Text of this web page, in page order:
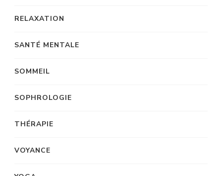
RELAXATION
SANTÉ MENTALE
SOMMEIL
SOPHROLOGIE
THÉRAPIE
VOYANCE